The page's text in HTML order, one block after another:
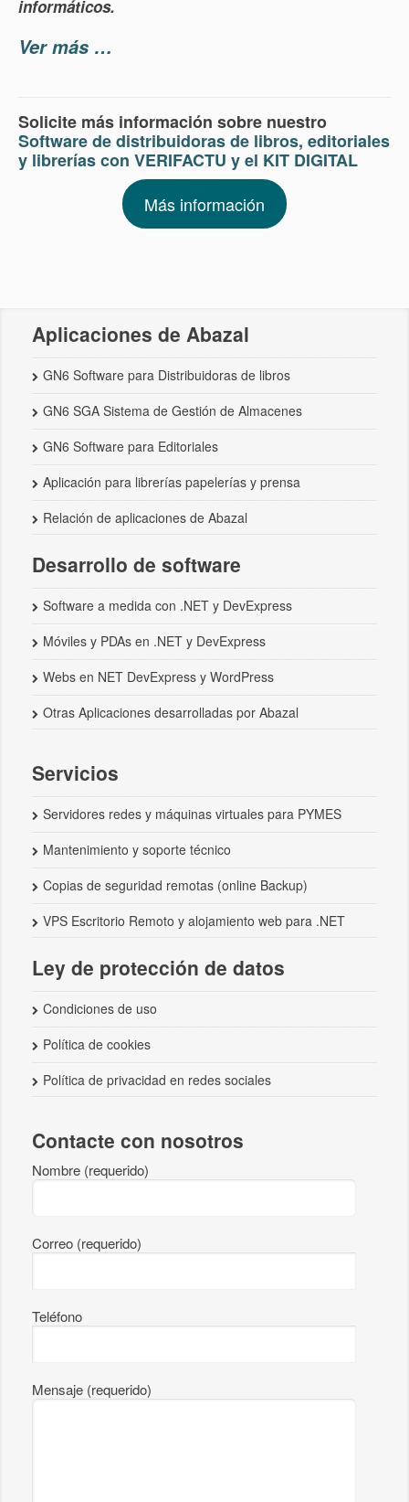
informáticos.
Ver más …
Solicite más información sobre nuestro
Software de distribuidoras de libros, editoriales
y librerías con VERIFACTU y el KIT DIGITAL
Más información
Aplicaciones de Abazal
GN6 Software para Distribuidoras de libros
GN6 SGA Sistema de Gestión de Almacenes
GN6 Software para Editoriales
Aplicación para librerías papelerías y prensa
Relación de aplicaciones de Abazal
Desarrollo de software
Software a medida con .NET y DevExpress
Móviles y PDAs en .NET y DevExpress
Webs en NET DevExpress y WordPress
Otras Aplicaciones desarrolladas por Abazal
Servicios
Servidores redes y máquinas virtuales para PYMES
Mantenimiento y soporte técnico
Copias de seguridad remotas (online Backup)
VPS Escritorio Remoto y alojamiento web para .NET
Ley de protección de datos
Condiciones de uso
Política de cookies
Política de privacidad en redes sociales
Contacte con nosotros
Nombre (requerido)
Correo (requerido)
Teléfono
Mensaje (requerido)